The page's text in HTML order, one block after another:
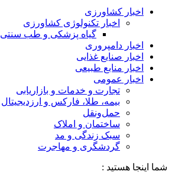
اخبار کشاورزی
اخبار تکنولوژی کشاورزی
گیاه پزشکی و طب سنتی
اخبار دامپروری
اخبار صنایع غذایی
اخبار منابع طبیعی
اخبار عمومی
تجارت و خدمات و بازاریابی
بیمه، طلا، فارکس و ارزدیجیتال
حمل‌و‌نقل
ساختمان و املاک
سبک زندگی و مد
گردشگری و مهاجرت
شما اینجا هستید :